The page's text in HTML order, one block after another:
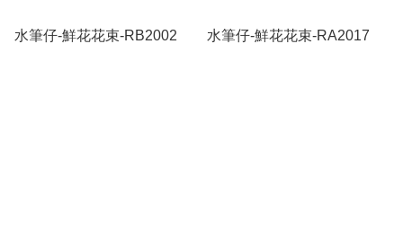
水筆仔-鮮花花束-RB2002 水筆仔-鮮花花束-RA2017